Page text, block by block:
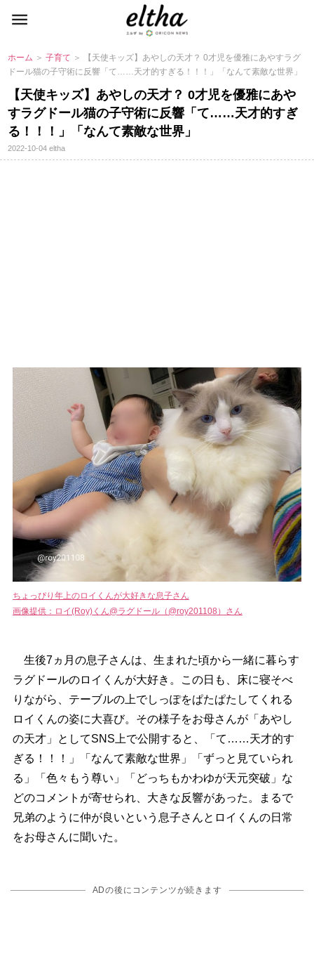
ホーム ＞子育て ＞ 【天使キッズ】あやしの天才？ 0才児を優雅にあやすラグ
ドール猫の子守術に反響「て……天才的すぎる！！！」「なんて素敵な世界」
【天使キッズ】あやしの天才？ 0才児を優雅にあ
すラグドール猫の子守術に反響「て……天才的すぎ
る！！！」「なんて素敵な世界」
2022-10-04eltha
ちょっぴり年上のロイくんが大好きな息子さん
画像提供：ロイ(Roy)くん@ラグドール（@roy201108）さん
生後7ヵ月の息子さんは、生まれた頃から一緒に暮らす
ラグドールのロイくんが大好き。この日も、床に寝そべ
りながら、テーブルの上でしっぽをぱたぱたしてくれる
ロイくんの姿に大喜び。その様子をお母さんが「あやし
の天才」としてSNS上で公開すると、「て……天才的す
ぎる！！！」「なんて素敵な世界」「ずっと見ていられ
る」「色々もう尊い」「どっちもかわゆが天元突破」な
どのコメントが寄せられ、大きな反響があった。まるで
兄弟のように仲が良いという息子さんとロイくんの日常
をお母さんに聞いた。
ADの後にコンテンツが続きます